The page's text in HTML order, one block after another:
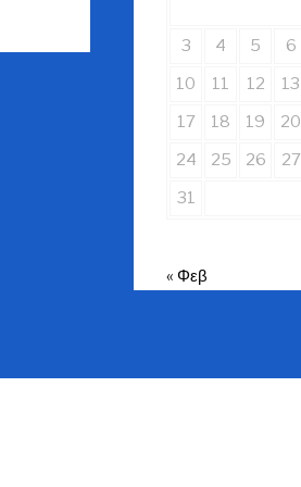
3
4 5 6
10
11 12 13
17
18 19 20
24
25 26 27
31
« Φεβ